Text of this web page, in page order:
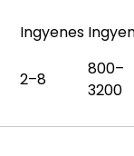
Ingyenes
2–8
800–
3200